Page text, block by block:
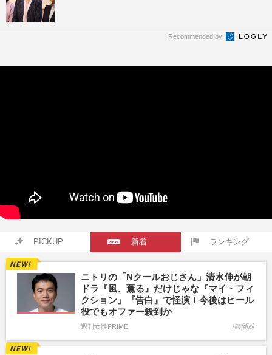
Recommended by
PICKUP 新着 ランキング
ニトリの「Nクールおじさん」清水伸が朝
ドラ『風、薫る』だけじゃな『マイ・フィ
クション』『告白』で怪演！今後はヒール
役でもオファー殺到か
週刊女性PRIME 1時間前